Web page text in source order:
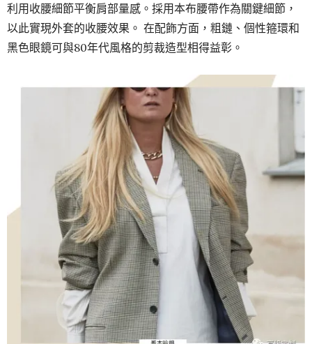
利用收腰細節平衡肩部量感。採用本布腰帶作為關鍵細節，
以此實現外套的收腰效果。 在配飾方面，粗鏈、個性箍環和
黑色眼鏡可與80年代風格的剪裁造型相得益彰。